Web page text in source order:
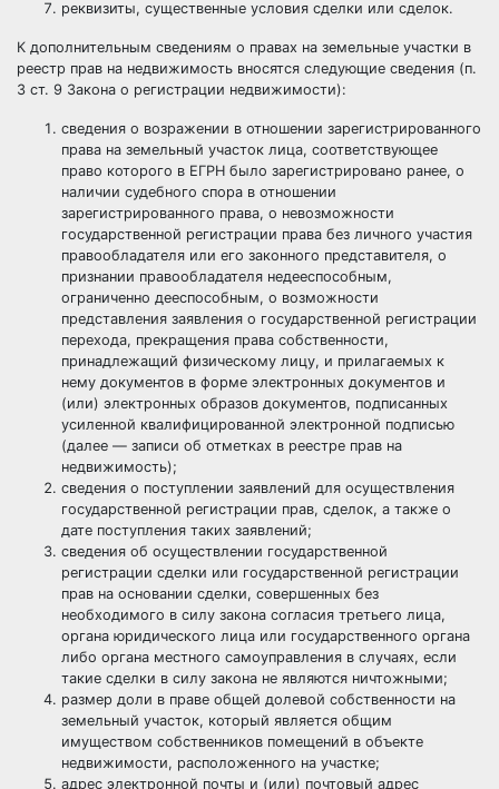
реквизиты, существенные условия сделки или сделок.
К дополнительным сведениям о правах на земельные участки в
реестр прав на недвижимость вносятся следующие сведения (п.
3 ст. 9 Закона о регистрации недвижимости):
сведения о возражении в отношении зарегистрированного
права на земельный участок лица, соответствующее
право которого в ЕГРН было зарегистрировано ранее, о
наличии судебного спора в отношении
зарегистрированного права, о невозможности
государственной регистрации права без личного участия
правообладателя или его законного представителя, о
признании правообладателя недееспособным,
ограниченно дееспособным, о возможности
представления заявления о государственной регистрации
перехода, прекращения права собственности,
принадлежащий физическому лицу, и прилагаемых к
нему документов в форме электронных документов и
(или) электронных образов документов, подписанных
усиленной квалифицированной электронной подписью
(далее — записи об отметках в реестре прав на
недвижимость);
сведения о поступлении заявлений для осуществления
государственной регистрации прав, сделок, а также о
дате поступления таких заявлений;
сведения об осуществлении государственной
регистрации сделки или государственной регистрации
прав на основании сделки, совершенных без
необходимого в силу закона согласия третьего лица,
органа юридического лица или государственного органа
либо органа местного самоуправления в случаях, если
такие сделки в силу закона не являются ничтожными;
размер доли в праве общей долевой собственности на
земельный участок, который является общим
имуществом собственников помещений в объекте
недвижимости, расположенного на участке;
адрес электронной почты и (или) почтовый адрес